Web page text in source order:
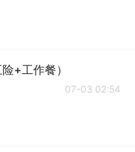
+工作餐）
07-03 02:54